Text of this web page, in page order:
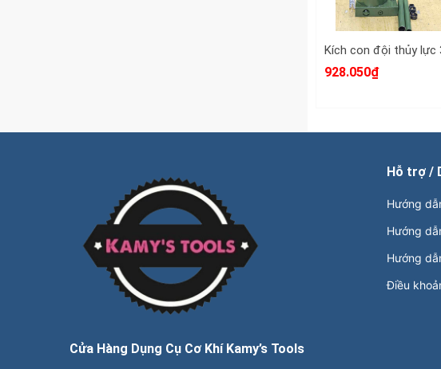
928.050₫
Cửa Hàng Dụng Cụ Cơ Khí Kamy’s Tools
Hỗ trợ /
Hướng
Hướng
Hướng
Điều